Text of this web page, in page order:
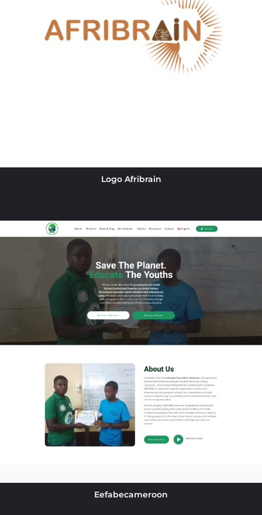
Logo Afribrain
Eefabecameroon